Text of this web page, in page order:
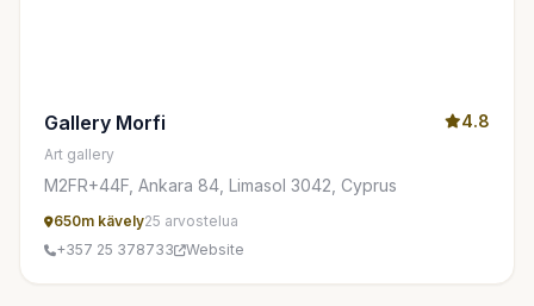
Gallery Morfi 4.8
Art gallery
M2FR+44F, Ankara 84, Limasol 3042, Cyprus
650m kävely25 arvostelua
+357 25 378733
Website